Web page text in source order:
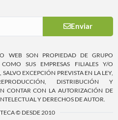
Enviar
WEB SON PROPIEDAD DE GRUPO
SUS EMPRESAS FILIALES Y/O
EXCEPCIÓN PREVISTA EN LA LEY,
DISTRIBUCIÓN Y
CONTAR CON LA AUTORIZACIÓN DE
Y DERECHOS DE AUTOR.
© DESDE 2010